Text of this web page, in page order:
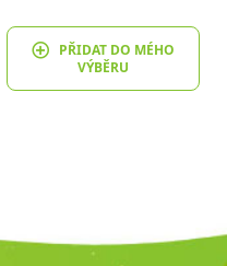
PŘIDAT DO MÉHO
VÝBĚRU